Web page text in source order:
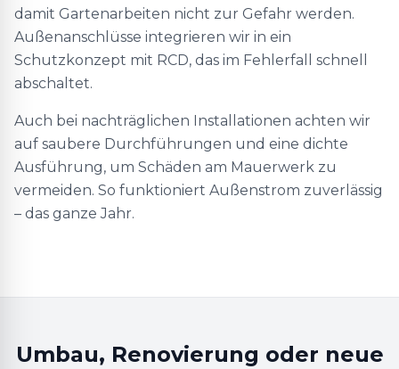
damit Gartenarbeiten nicht zur Gefahr werden.
Außenanschlüsse integrieren wir in ein
Schutzkonzept mit RCD, das im Fehlerfall schnell
abschaltet.
Auch bei nachträglichen Installationen achten wir
auf saubere Durchführungen und eine dichte
Ausführung, um Schäden am Mauerwerk zu
vermeiden. So funktioniert Außenstrom zuverlässig
– das ganze Jahr.
Umbau, Renovierung oder neue